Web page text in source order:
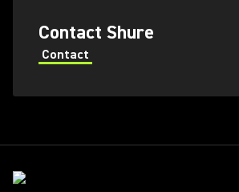
Contact Shure
Contact